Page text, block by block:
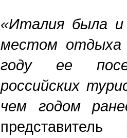
«Италия была
местом отдыха
году ее
российских
чем годом